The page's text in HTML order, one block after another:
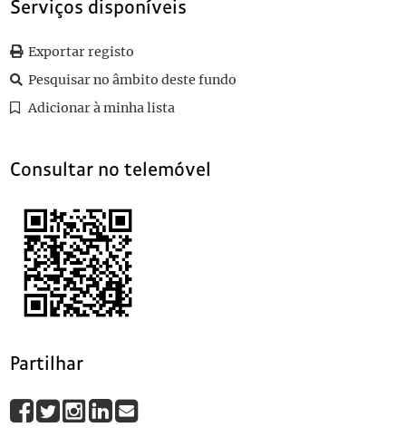
077 Sem título 1923-01-24
079 Sem título
080
Sem título
1923-09-09
100 Sem título 1926-06-04
Serviços disponíveis
Exportar registo
Pesquisar no âmbito deste fundo
Adicionar à minha lista
Consultar no telemóvel
Partilhar